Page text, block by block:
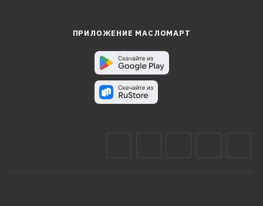
ПРИЛОЖЕНИЕ МАСЛОМАРТ